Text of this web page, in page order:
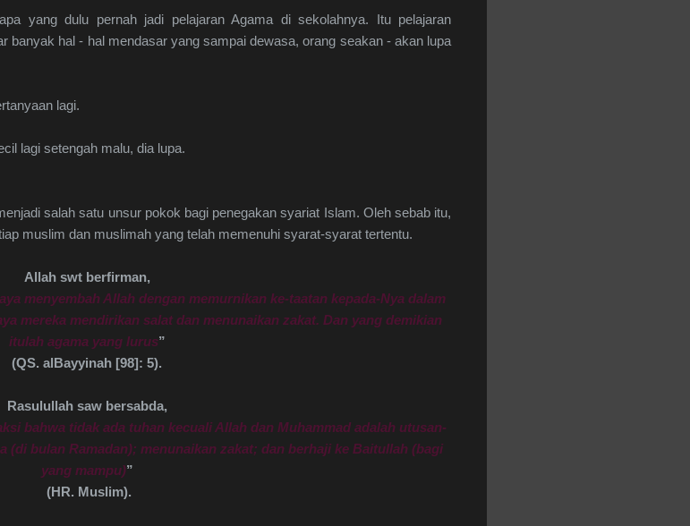
yang dulu pernah jadi pelajaran Agama di sekolahnya. Itu pelajaran
banyak hal - hal mendasar yang sampai dewasa, orang seakan - akan lupa
lagi.
lagi setengah malu, dia lupa.
salah satu unsur pokok bagi penegakan syariat Islam. Oleh sebab itu,
muslim dan muslimah yang telah memenuhi syarat-syarat tertentu.
Allah swt berfirman,
menyembah Allah dengan memurnikan ke-taatan kepada-Nya dalam
mereka mendirikan salat dan menunaikan zakat. Dan yang demikian
itulah agama yang lurus”
(QS. alBayyinah [98]: 5).
Rasulullah saw bersabda,
bahwa tidak ada tuhan kecuali Allah dan Muhammad adalah utusan-
(di bulan Ramadan); menunaikan zakat; dan berhaji ke Baitullah (bagi
yang mampu)”
(HR. Muslim).